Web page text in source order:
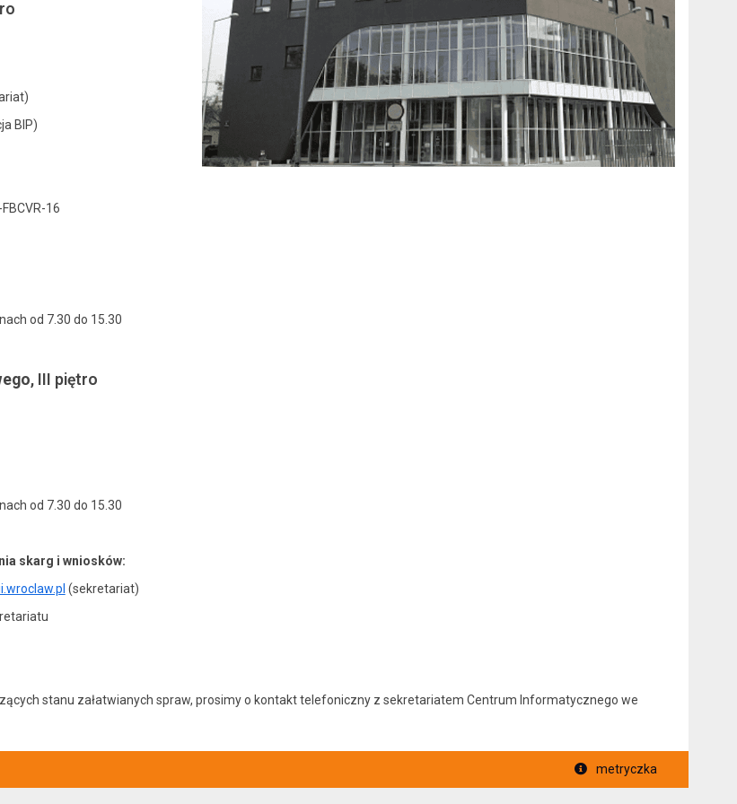
BIP)
16
od 7.30 do 15.30
, III piętro
od 7.30 do 15.30
skarg i wniosków:
(sekretariat)
stanu załatwianych spraw, prosimy o kontakt telefoniczny z sekretariatem Centrum Informatycznego we
metryczka